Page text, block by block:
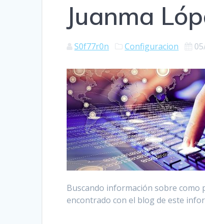
Juanma
S0f77r0n Configuracion
Buscando información sobre como
encontrado con el blog de este